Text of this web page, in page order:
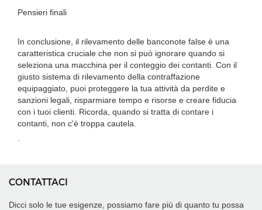
Pensieri finali
In conclusione, il rilevamento delle banconote false è una
caratteristica cruciale che non si può ignorare quando si
seleziona una macchina per il conteggio dei contanti. Con il
giusto sistema di rilevamento della contraffazione
equipaggiato, puoi proteggere la tua attività da perdite e
sanzioni legali, risparmiare tempo e risorse e creare fiducia
con i tuoi clienti. Ricorda, quando si tratta di contare i
contanti, non c'è troppa cautela.
CONTATTACI
Dicci solo le tue esigenze, possiamo fare più di quanto tu possa